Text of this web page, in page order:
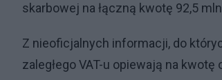
skarbowej na łączną kwotę 92,5
Z nieoficjalnych informacji, do
zaległego VAT-u opiewają na kwotę